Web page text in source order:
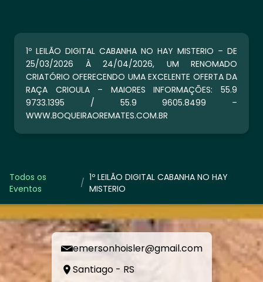
1º LEILÃO DIGITAL CABANHA NO HAY MISTERIO – DE
25/03/2026 À 24/04/2026, UM RENOMADO
CRIATÓRIO OFERECENDO UMA EXCELENTE OFERTA DA
RAÇA CRIOULA – MAIORES INFORMAÇÕES: 55.9
9733.1395 / 55.9 9605.8499 –
WWW.BOQUEIRAOREMATES.COM.BR
Todos os
Eventos
/ 1º LEILÃO DIGITAL CABANHA NO HAY
MISTERIO
emersonhoisler@gmail.com
Santiago - RS